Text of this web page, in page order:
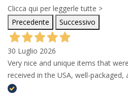
Clicca qui per leggerle tutte >
Precedente
Successivo
30 Luglio 2026
Very nice and unique items that
received in the USA, well-packaged,